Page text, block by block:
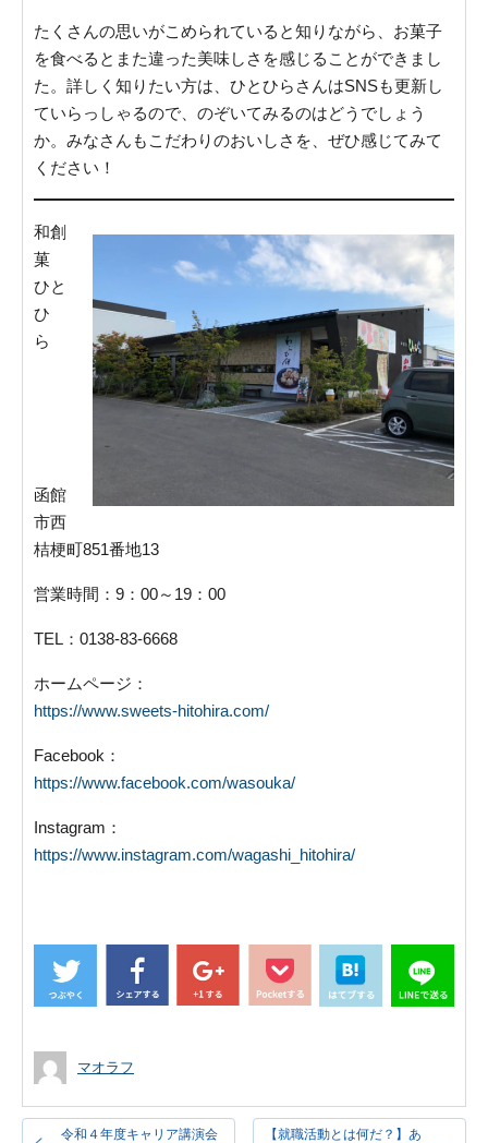
たくさんの思いがこめられていると知りながら、お菓子
を食べるとまた違った美味しさを感じることができまし
た。詳しく知りたい方は、ひとひらさんはSNSも更新し
ていらっしゃるので、のぞいてみるのはどうでしょう
か。みなさんもこだわりのおいしさを、ぜひ感じてみて
ください！
和創
菓
ひと
ひ
ら
函館
市西
桔梗町851番地13
営業時間：9：00～19：00
TEL：0138-83-6668
ホームページ：
https://www.sweets-hitohira.com/
Facebook：
https://www.facebook.com/wasouka/
Instagram：
https://www.instagram.com/wagashi_hitohira/
マオラフ
令和４年度キャリア講演会
【就職活動とは何だ？】あ